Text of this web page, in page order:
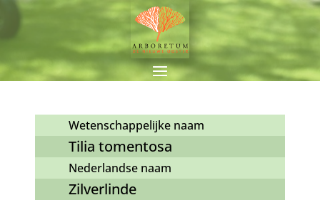
Wetenschappelijke naam
Tilia tomentosa
Nederlandse naam
Zilverlinde